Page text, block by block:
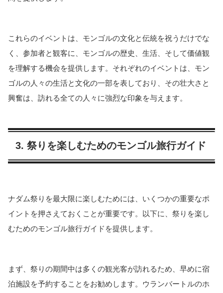
これらのイベントは、モンゴルの文化と伝統を祝うだけでな
く、参加者と観客に、モンゴルの歴史、生活、そして価値観
を理解する機会を提供します。それぞれのイベントは、モン
ゴルの人々の生活と文化の一部を表しており、その壮大さと
興奮は、訪れる全ての人々に強烈な印象を与えます。
3. 祭りを楽しむためのモンゴル旅行ガイド
ナダム祭りを最大限に楽しむためには、いくつかの重要なポ
イントを押さえておくことが重要です。以下に、祭りを楽し
むためのモンゴル旅行ガイドを提供します。
まず、祭りの期間中は多くの観光客が訪れるため、早めに宿
泊施設を予約することをお勧めします。ウランバートルのホ